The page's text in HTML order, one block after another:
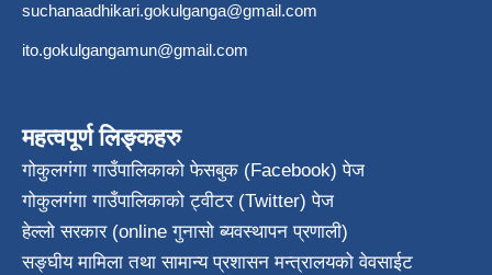
suchanaadhikari.gokulganga@gmail.com
ito.gokulgangamun@gmail.com
महत्वपूर्ण लिङ्कहरु
गोकुलगंगा गाउँपालिकाको फेसबुक (Facebook) पेज
गोकुलगंगा गाउँपालिकाको ट्वीटर (Twitter) पेज
हेल्लो सरकार (online गुनासो ब्यवस्थापन प्रणाली)
सङ्घीय मामिला तथा सामान्य प्रशासन मन्त्रालयको वेवसाईट